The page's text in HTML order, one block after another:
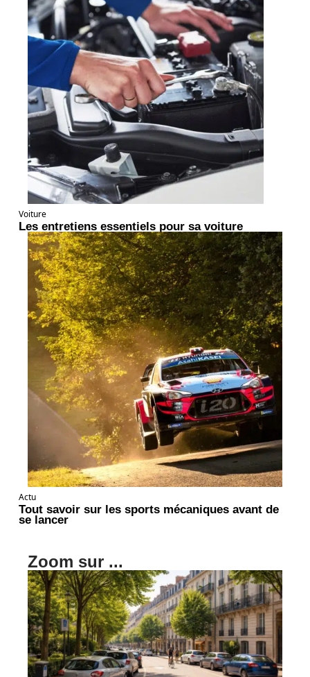
Voiture
Les entretiens essentiels pour sa voiture
Actu
Tout savoir sur les sports mécaniques avant de
se lancer
Zoom sur ...